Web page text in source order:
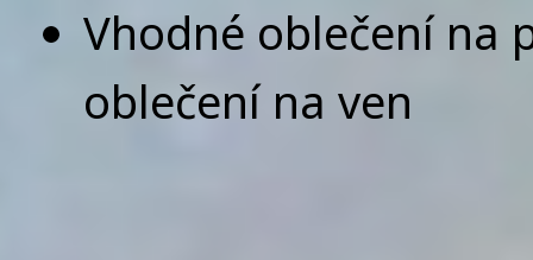
Vhodné oblečení na
oblečení na ven